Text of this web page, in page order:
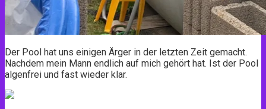
Der Pool hat uns einigen Ärger in der letzten Zeit gemacht.
Nachdem mein Mann endlich auf mich gehört hat. Ist der Pool
algenfrei und fast wieder klar.